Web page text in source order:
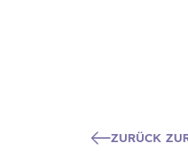
ZURÜCK